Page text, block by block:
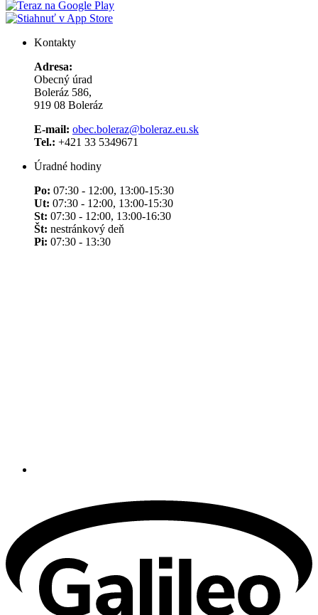
Kontakty
Adresa:
Obecný úrad
Boleráz 586,
919 08 Boleráz
E-mail: obec.boleraz@boleraz.eu.sk
Tel.: +421 33 5349671
Úradné hodiny
Po: 07:30 - 12:00, 13:00-15:30
Ut: 07:30 - 12:00, 13:00-15:30
St: 07:30 - 12:00, 13:00-16:30
Št: nestránkový deň
Pi: 07:30 - 13:30